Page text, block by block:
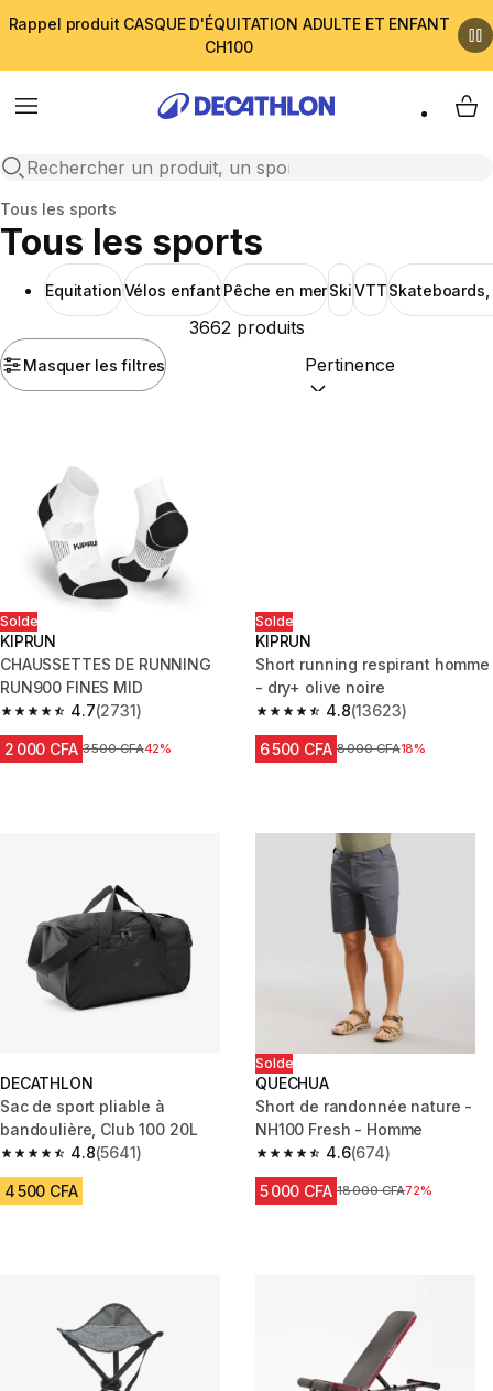
Rappel produit CASQUE D'ÉQUITATION ADULTE ET ENFANT
CH100
Menu
Open search
My
Accueil
Tous les sports
Tous les sports
EquitationVélos enfant Pêche en merSkiVTT
Masquer les filtres
3662 produits
Trier par :(optional)
Solde
KIPRUN
CHAUSSETTES DE RUNNING
RUN900 FINES MID
4.7
4.7 out of 5 stars from 2731 reviews
(2731)
2 000 CFA Prix avant réduction
3 500 CFA42%
Solde
KIPRUN
Short running respirant homme
- dry+ olive noire
4.8
4.8 out of 5 stars from 13623
(13623)
6 500 CFA Prix avant réduction
8 000 CFA18%
DECATHLON
Sac de sport pliable à
bandoulière, Club 100 20L
4.8
4.8 out of 5 stars from 5641 reviews
(5641)
4 500 CFA
Solde
QUECHUA
Short de randonnée nature -
NH100 Fresh - Homme
4.6
4.6 out of 5 stars from 674
(674)
5 000 CFA Prix avant réduction
18 000 CFA72%